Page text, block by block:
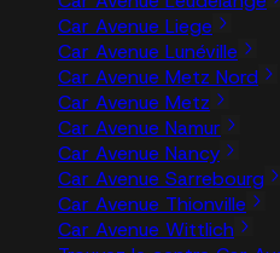
Car Avenue Liege
Car Avenue Lunéville
Car Avenue Metz Nord
Car Avenue Metz
Car Avenue Namur
Car Avenue Nancy
Car Avenue Sarrebourg
Car Avenue Thionville
Car Avenue Wittlich